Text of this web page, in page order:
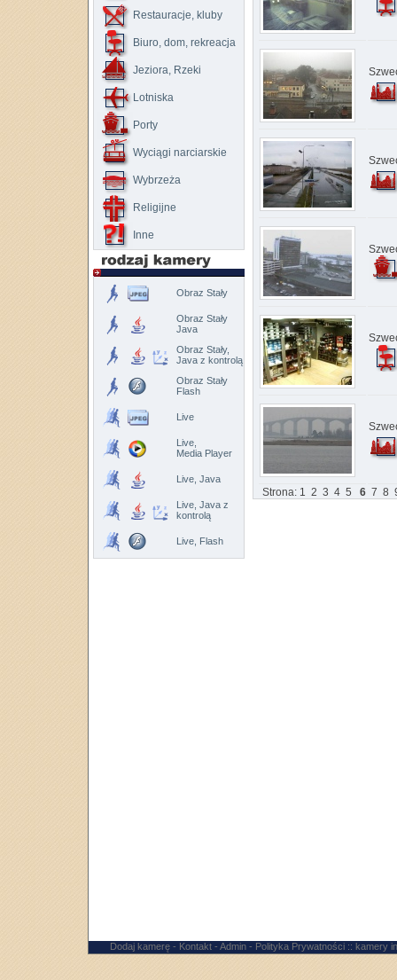
Restauracje, kluby
Biuro, dom, rekreacja
Jeziora, Rzeki
Lotniska
Porty
Wyciągi narciarskie
Wybrzeża
Religijne
Inne
Obraz Stały
Obraz Stały
Java
Obraz Stały,
Java z kontrolą
Obraz Stały
Flash
Live
Live,
Media Player
Live, Java
Live, Java z
kontrolą
Live, Flash
Strona: 1 2 3 4 5 6 7 8
Dodaj kamerę - Kontakt - Admin - Polityka Prywatności :: kamery